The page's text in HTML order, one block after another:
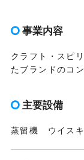
事業内容
クラフト・スピ
たブランドのコ
主要設備
蒸留機 ウイス